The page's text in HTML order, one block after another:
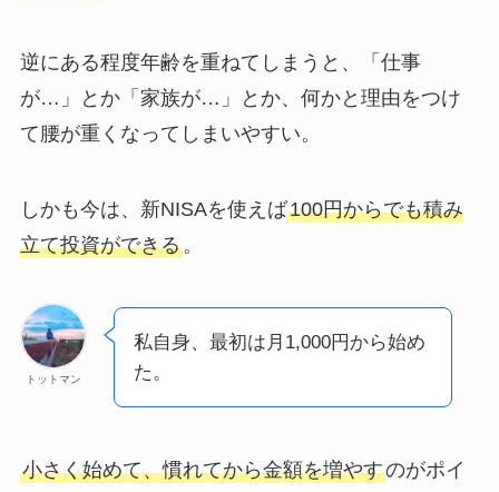
逆にある程度年齢を重ねてしまうと、「仕事
が…」とか「家族が…」とか、何かと理由をつけ
て腰が重くなってしまいやすい。
しかも今は、新NISAを使えば100円からでも積み
立て投資ができる。
トットマン
私自身、最初は月1,000円から始め
た。
小さく始めて、慣れてから金額を増やすのがポイ